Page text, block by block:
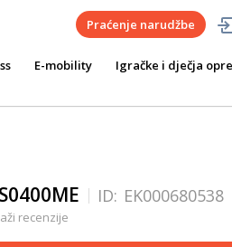
Praćenje narudžbe
E-mobility Igračke i dječja
ID: EK000680538
recenzije